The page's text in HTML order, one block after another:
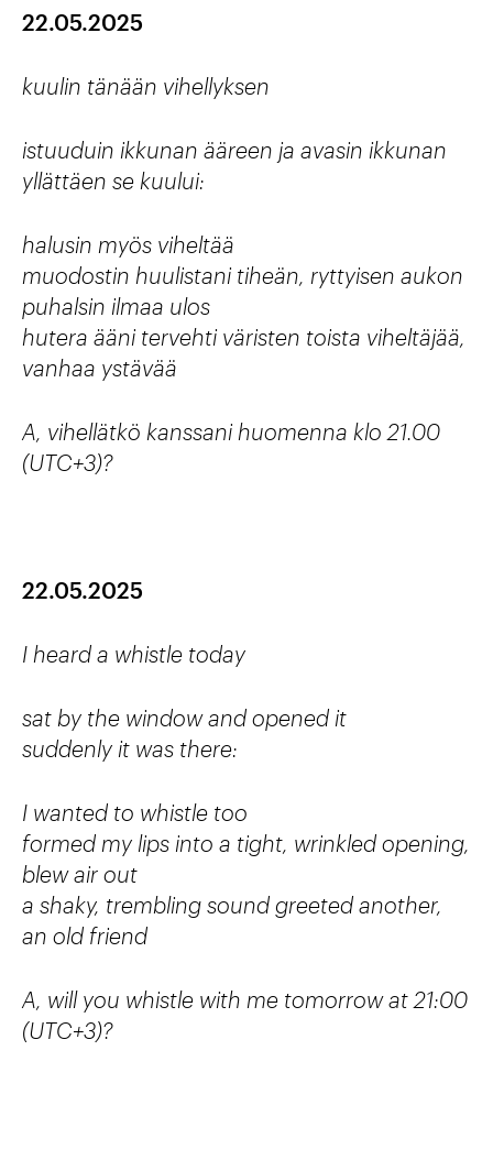
22.05.2025
kuulin tänään vihellyksen
istuuduin ikkunan ääreen ja avasin ikkunan
yllättäen se kuului:
halusin myös viheltää
muodostin huulistani tiheän, ryttyisen aukon
puhalsin ilmaa ulos
hutera ääni tervehti väristen toista viheltäjää,
vanhaa ystävää
A, vihellätkö kanssani huomenna klo 21.00
(UTC+3)?
22.05.2025
I heard a whistle today
sat by the window and opened it
suddenly it was there:
I wanted to whistle too
formed my lips into a tight, wrinkled opening,
blew air out
a shaky, trembling sound greeted another,
an old friend
A, will you whistle with me tomorrow at 21:00
(UTC+3)?